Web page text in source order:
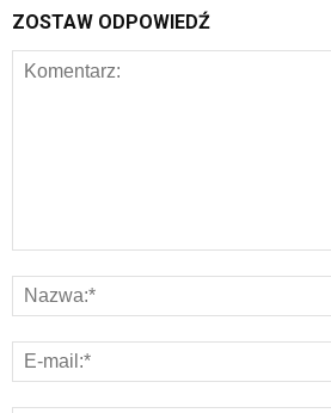
ZOSTAW ODPOWIEDŹ